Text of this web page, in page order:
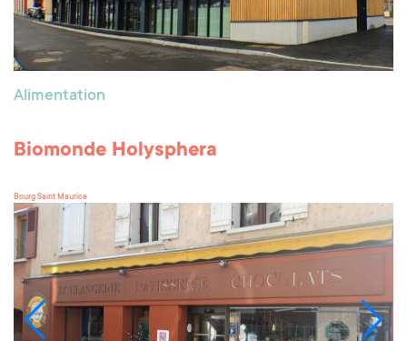
Alimentation
Biomonde Holysphera
Bourg Saint Maurice